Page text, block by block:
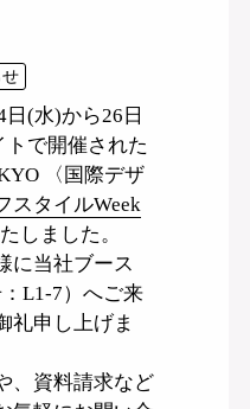
(水)から26日
で開催された
〈国際デザ
スタイルWeek
しました。
に当社ブース
L1-7）へご来
礼申し上げま
、資料請求など